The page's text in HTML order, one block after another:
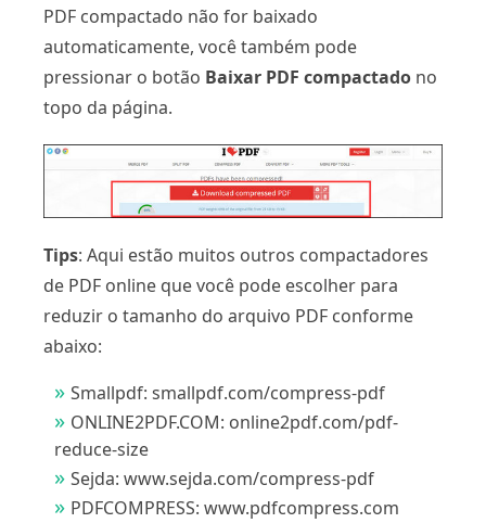
PDF compactado não for baixado
automaticamente, você também pode
pressionar o botão Baixar PDF compactado no
topo da página.
Tips: Aqui estão muitos outros compactadores
de PDF online que você pode escolher para
reduzir o tamanho do arquivo PDF conforme
abaixo:
Smallpdf: smallpdf.com/compress-pdf
ONLINE2PDF.COM: online2pdf.com/pdf-
reduce-size
Sejda: www.sejda.com/compress-pdf
PDFCOMPRESS: www.pdfcompress.com